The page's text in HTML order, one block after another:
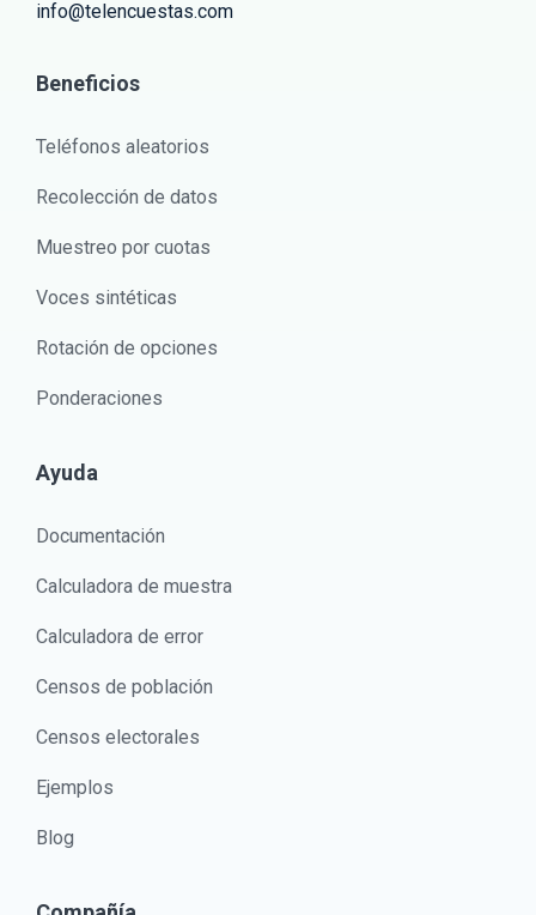
info@telencuestas.com
Beneficios
Teléfonos aleatorios
Recolección de datos
Muestreo por cuotas
Voces sintéticas
Rotación de opciones
Ponderaciones
Ayuda
Documentación
Calculadora de muestra
Calculadora de error
Censos de población
Censos electorales
Ejemplos
Blog